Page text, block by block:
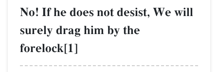
No! If he does not desist, We will
surely drag him by the
forelock[1]